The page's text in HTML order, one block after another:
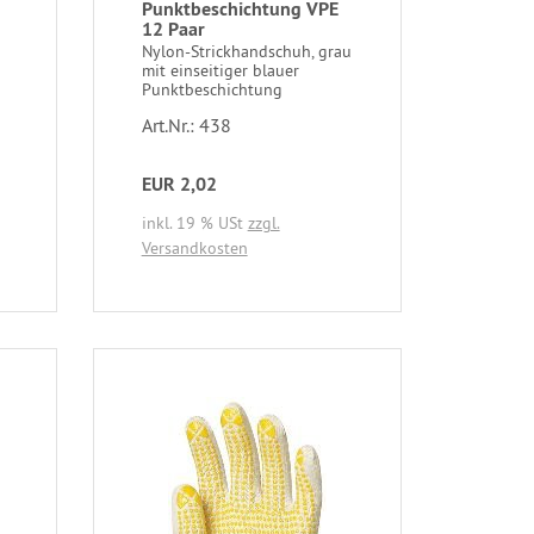
Punktbeschichtung VPE
12 Paar
Nylon-Strickhandschuh, grau
mit einseitiger blauer
Punktbeschichtung
Art.Nr.: 438
EUR 2,02
inkl. 19 % USt zzgl.
Versandkosten